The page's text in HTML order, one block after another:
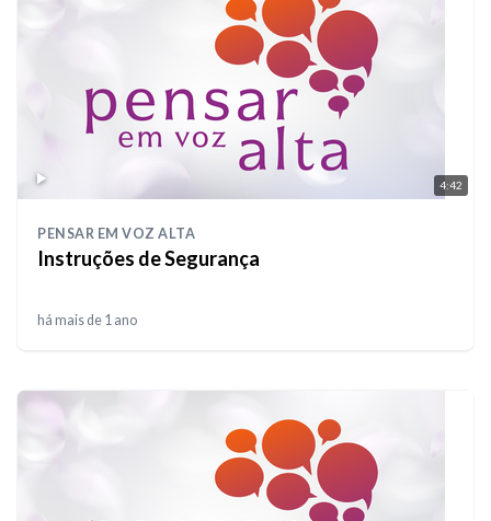
4:42
PENSAR EM VOZ ALTA
Instruções de Segurança
há mais de 1 ano